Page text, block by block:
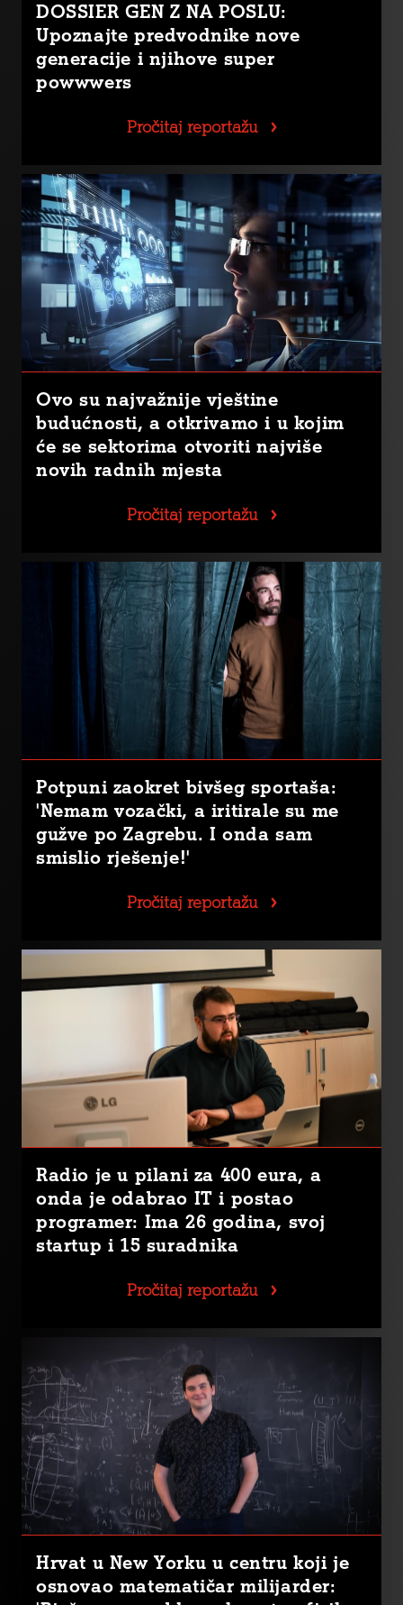
DOSSIER GEN Z NA POSLU:
Upoznajte predvodnike nove
generacije i njihove super
powwwers
Pročitaj reportažu
Ovo su najvažnije vještine
budućnosti, a otkrivamo i u kojim
će se sektorima otvoriti najviše
novih radnih mjesta
Pročitaj reportažu
Potpuni zaokret bivšeg sportaša:
'Nemam vozački, a iritirale su me
gužve po Zagrebu. I onda sam
smislio rješenje!'
Pročitaj reportažu
Radio je u pilani za 400 eura, a
onda je odabrao IT i postao
programer: Ima 26 godina, svoj
startup i 15 suradnika
Pročitaj reportažu
Hrvat u New Yorku u centru koji je
osnovao matematičar milijarder: